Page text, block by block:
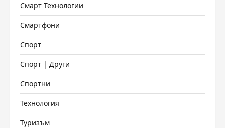
Смарт Технологии
Смартфони
Спорт
Спорт | Други
Спортни
Технология
Туризъм